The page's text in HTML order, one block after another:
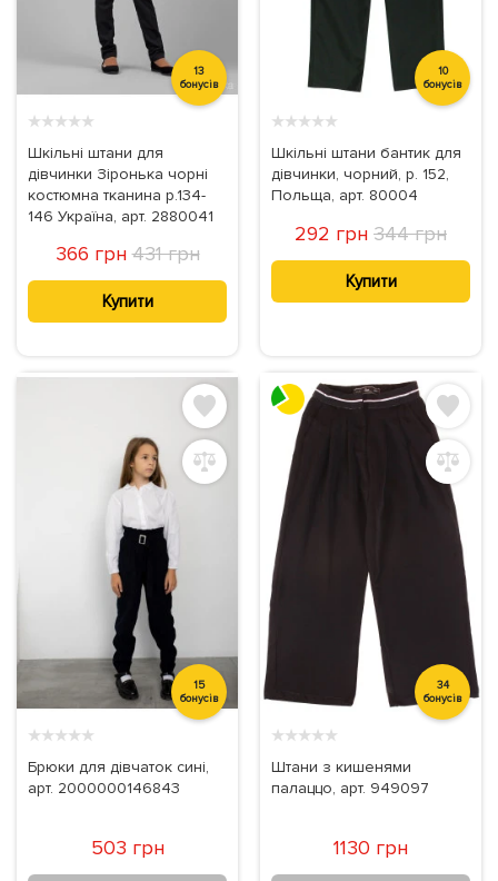
13
бонусів
★★★★★
Шкільні штани для
дівчинки Зіронька чорні
костюмна тканина р.134-
146 Україна, арт. 2880041
366 грн431 грн
Купити
10
бонусів
★★★★★
Шкільні штани бантик для
дівчинки, чорний, р. 152,
Польща, арт. 80004
292 грн 344 грн
Купити
15
бонусів
★★★★★
Брюки для дівчаток сині,
арт. 2000000146843
503 грн
34
бонусів
★★★★★
Штани з кишенями
палаццо, арт. 949097
1130 грн